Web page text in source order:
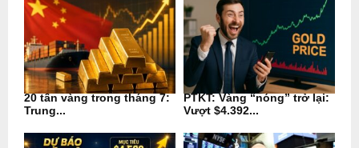
20 tấn vàng trong tháng 7:
Trung...
PTKT: Vàng “nóng” trở lại:
Vượt $4.392...